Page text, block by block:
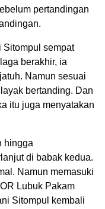
pertandingan
Sitompul sempat
berakhir, ia
Namun sesuai
bertanding. Dan
itu juga menyatakan
hingga
di babak kedua.
Namun memasuki
Lubuk Pakam
Sitompul kembali